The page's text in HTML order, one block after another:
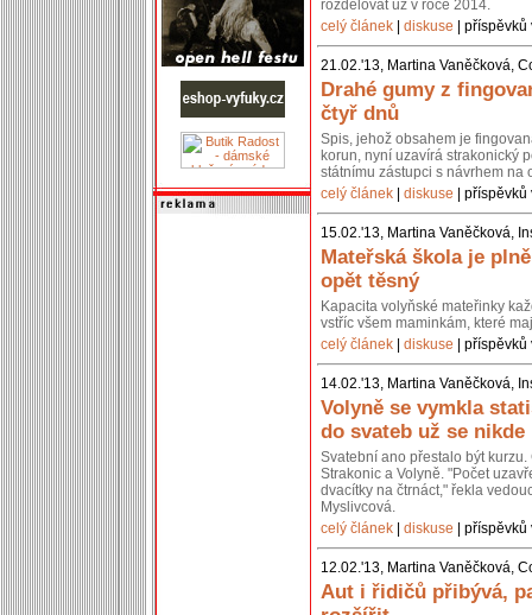
rozdělovat už v roce 2014.
celý článek
diskuse |
21.02.'13, Martina Vaněčková,
Drahé gumy z
čtyř dnů
Spis, jehož obsahem je
korun, nyní uzavírá strakonický
státnímu zástupci s návrhem na
celý článek
diskuse |
15.02.'13, Martina Vaněčková,
Mateřská škola je
opět těsný
Kapacita volyňské mateřinky
vstříc všem maminkám, které
celý článek
diskuse |
14.02.'13, Martina Vaněčková,
Volyně se vymkla
do svateb už se nikde
Svatební ano přestalo být
Strakonic a Volyně. "Počet
dvacítky na čtrnáct," řekla
Myslivcová.
celý článek
diskuse |
12.02.'13, Martina Vaněčková,
Aut i řidičů přibývá,